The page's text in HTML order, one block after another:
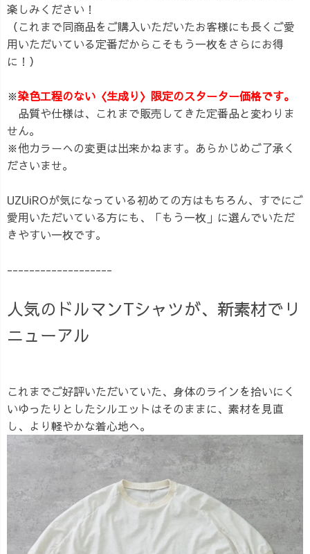
楽しみください！
（これまで同商品をご購入いただいたお客様にも長くご愛
用いただいている定番だからこそもう一枚をさらにお得
に！）
※染色工程のない〈生成り〉限定のスターター価格です。
品質や仕様は、これまで販売してきた定番品と変わりま
せん。
※他カラーへの変更は出来かねます。あらかじめご了承く
ださいませ。
UZUiROが気になっている初めての方はもちろん、すでにご
愛用いただいている方にも、「もう一枚」に選んでいただ
きやすい一枚です。
-------------------
人気のドルマンTシャツが、新素材でリ
ニューアル
これまでご好評いただいていた、身体のラインを拾いにく
いゆったりとしたシルエットはそのままに、素材を見直
し、より軽やかな着心地へ。